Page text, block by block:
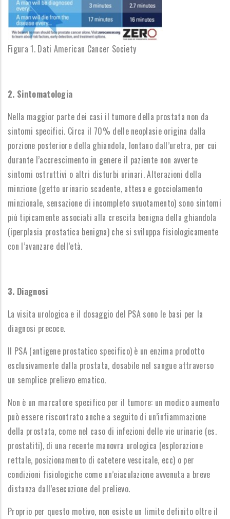
Figura 1. Dati American Cancer Society
2. Sintomatologia
Nella maggior parte dei casi il tumore della prostata non da
sintomi specifici. Circa il 70% delle neoplasie origina dalla
porzione posteriore della ghiandola, lontano dall’uretra, per cui
durante l’accrescimento in genere il paziente non avverte
sintomi ostruttivi o altri disturbi urinari. Alterazioni della
minzione (getto urinario scadente, attesa e gocciolamento
minzionale, sensazione di incompleto svuotamento) sono sintomi
più tipicamente associati alla crescita benigna della ghiandola
(iperplasia prostatica benigna) che si sviluppa fisiologicamente
con l’avanzare dell’età.
3. Diagnosi
La visita urologica e il dosaggio del PSA sono le basi per la
diagnosi precoce.
Il PSA (antigene prostatico specifico) è un enzima prodotto
esclusivamente dalla prostata, dosabile nel sangue attraverso
un semplice prelievo ematico.
Non è un marcatore specifico per il tumore: un modico aumento
può essere riscontrato anche a seguito di un’infiammazione
della prostata, come nel caso di infezioni delle vie urinarie (es.
prostatiti), di una recente manovra urologica (esplorazione
rettale, posizionamento di catetere vescicale, ecc) o per
condizioni fisiologiche come un’eiaculazione avvenuta a breve
distanza dall’esecuzione del prelievo.
Proprio per questo motivo, non esiste un limite definito oltre il